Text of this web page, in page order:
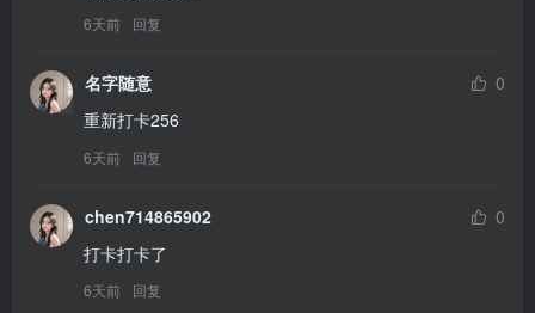
6天前 回复
名字随意
0
重新打卡256
6天前 回复
chen714865902
0
打卡打卡了
6天前 回复